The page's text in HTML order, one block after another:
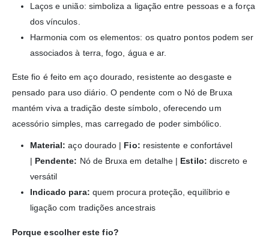
Laços e união: simboliza a ligação entre pessoas e a força
dos vínculos.
Harmonia com os elementos: os quatro pontos podem ser
associados à terra, fogo, água e ar.
Este fio é feito em aço dourado, resistente ao desgaste e
pensado para uso diário. O pendente com o Nó de Bruxa
mantém viva a tradição deste símbolo, oferecendo um
acessório simples, mas carregado de poder simbólico.
Material: aço dourado | Fio: resistente e confortável
| Pendente: Nó de Bruxa em detalhe | Estilo: discreto e
versátil
Indicado para: quem procura proteção, equilíbrio e
ligação com tradições ancestrais
Porque escolher este fio?